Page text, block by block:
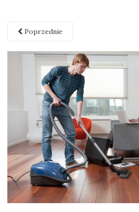
Poprzednie